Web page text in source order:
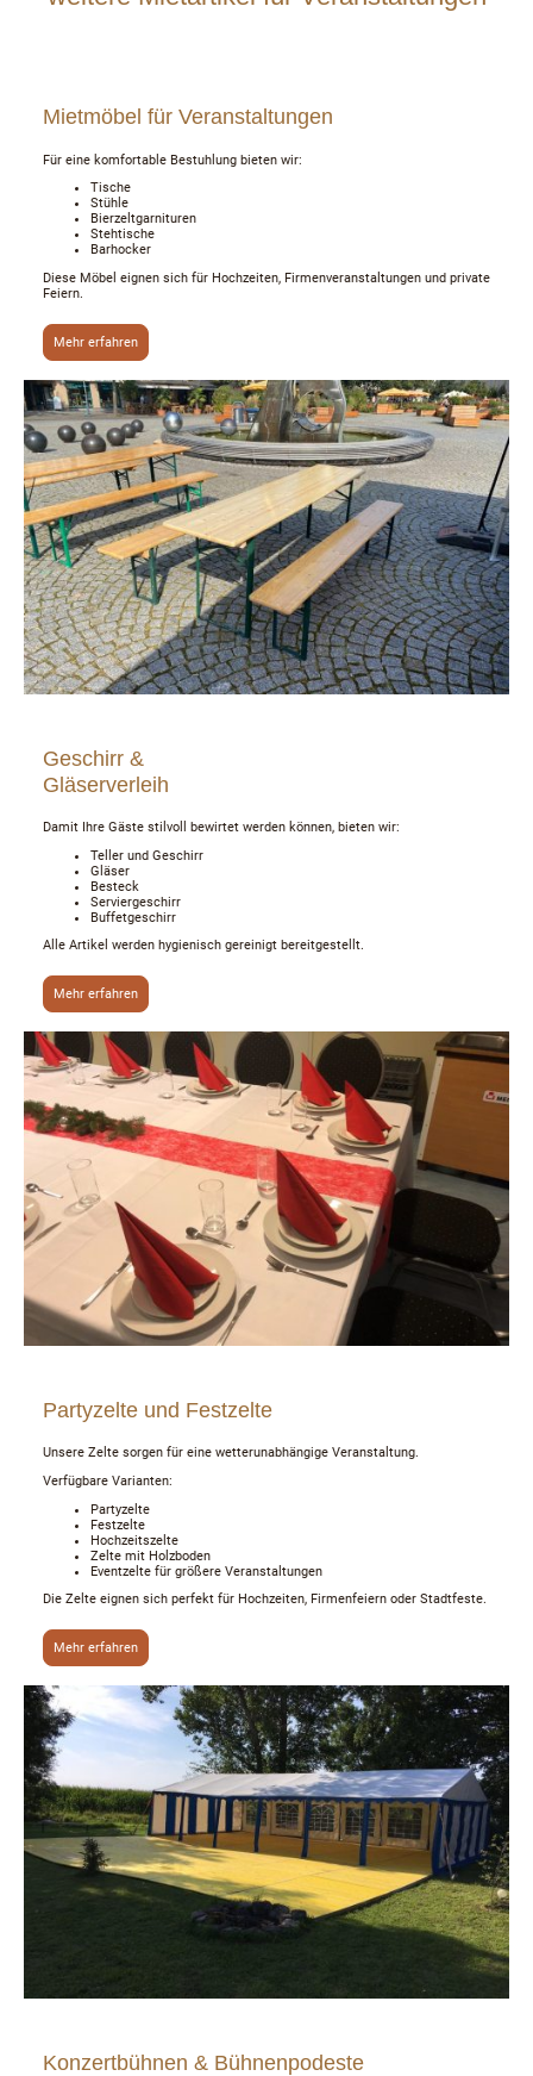
Mietmöbel für Veranstaltungen
Für eine komfortable Bestuhlung bieten wir:
Tische
Stühle
Bierzeltgarnituren
Stehtische
Barhocker
Diese Möbel eignen sich für Hochzeiten, Firmenveranstaltungen und private
Feiern.
Mehr erfahren
Geschirr &
Gläserverleih
Damit Ihre Gäste stilvoll bewirtet werden können, bieten wir:
Teller und Geschirr
Gläser
Besteck
Serviergeschirr
Buffetgeschirr
Alle Artikel werden hygienisch gereinigt bereitgestellt.
Mehr erfahren
Partyzelte und Festzelte
Unsere Zelte sorgen für eine wetterunabhängige Veranstaltung.
Verfügbare Varianten:
Partyzelte
Festzelte
Hochzeitszelte
Zelte mit Holzboden
Eventzelte für größere Veranstaltungen
Die Zelte eignen sich perfekt für Hochzeiten, Firmenfeiern oder Stadtfeste.
Mehr erfahren
Konzertbühnen & Bühnenpodeste